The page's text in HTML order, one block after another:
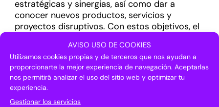
AVISO USO DE COOKIES
Utilizamos cookies propias y de terceros que nos ayudan a
proporcionarte la mejor experiencia de navegación. Aceptarlas
nos permitirá analizar el uso del sitio web y optimizar tu
experiencia.
Gestionar los servicios
estratégicas y sinergias, así como dar a
conocer nuevos productos, servicios y
proyectos disruptivos. Con estos objetivos, el
el lanzamiento de retos tecnológicos y la
presentación de prototipos, al tiempo que
volverá a poner el foco en las oportunidades
de financiación para proyectos innovadores,
así como en las convocatorias específicas